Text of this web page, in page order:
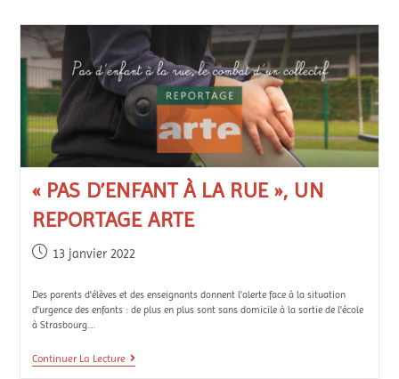
« PAS D’ENFANT À LA RUE », UN
REPORTAGE ARTE
13 janvier 2022
Des parents d'élèves et des enseignants donnent l'alerte face à la situation
d'urgence des enfants : de plus en plus sont sans domicile à la sortie de l'école
à Strasbourg.…
Continuer La Lecture